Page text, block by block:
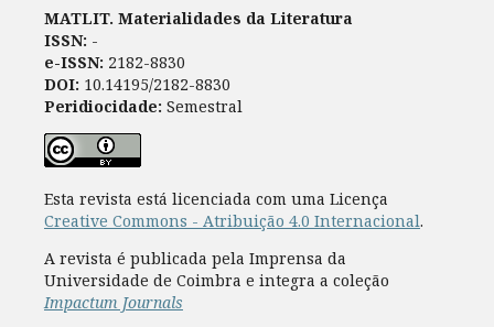
MATLIT. Materialidades da Literatura
ISSN: -
e-ISSN: 2182-8830
DOI: 10.14195/2182-8830
Peridiocidade: Semestral
Esta revista está licenciada com uma Licença
Creative Commons - Atribuição 4.0 Internacional.
A revista é publicada pela Imprensa da
Universidade de Coimbra e integra a coleção
Impactum Journals